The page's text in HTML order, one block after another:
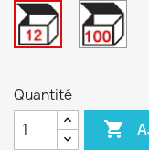
12
unités
Quantité
